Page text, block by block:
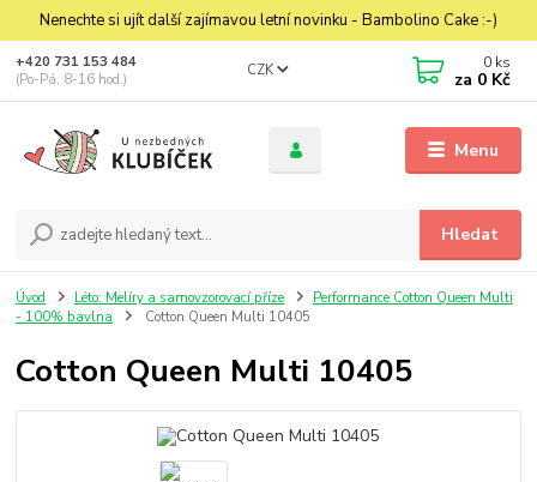
Nenechte si ujít další zajímavou letní novinku - Bambolino Cake :-)
Menu
CZK
Hledat
+420 731 153 484
(Po-Pá, 8-16 hod.)
0 ks
za 0 Kč
Úvod Léto: Melíry a samovzorovací příze
Performance Cotton Queen Multi
- 100% bavlna
Cotton Queen Multi 10405
Cotton Queen Multi 10405